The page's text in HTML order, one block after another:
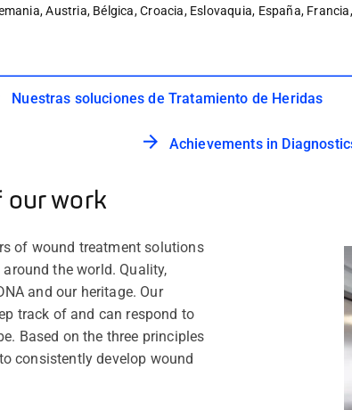
Austria, Bélgica, Croacia, Eslovaquia, España,
Nuestras soluciones de Tratamiento de Heridas
Achievements in
work
of wound treatment solutions
the world. Quality,
and our heritage. Our
track of and can respond to
Based on the three principles
consistently develop wound